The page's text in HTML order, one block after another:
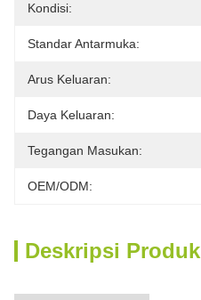
Kondisi:
Standar Antarmuka:
Arus Keluaran:
Daya Keluaran:
Tegangan Masukan:
OEM/ODM:
Deskripsi Produk